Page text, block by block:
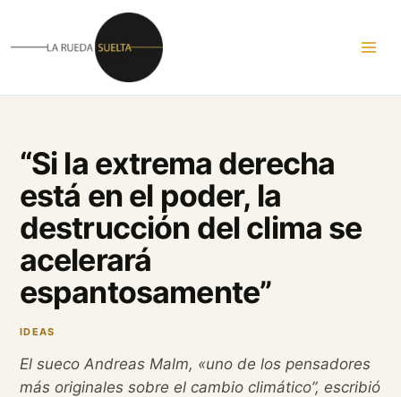
contenido
“Si la extrema derecha
está en el poder, la
destrucción del clima se
acelerará
espantosamente”
IDEAS
El sueco Andreas Malm, «uno de los pensadores
más originales sobre el cambio climático”, escribió